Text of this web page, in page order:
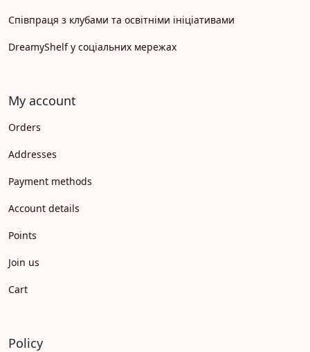
Співпраця з клубами та освітніми ініціативами
DreamyShelf у соціальних мережах
My account
Orders
Addresses
Payment methods
Account details
Points
Join us
Cart
Policy